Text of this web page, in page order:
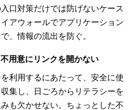
口対策だけでは防げないケース
アウォールでアプリケーション
、情報の流出を防ぐ。
用意にリンクを開かない
利用するにあたって、安全に使
集し、日ごろからリテラシーを
も欠かせない。ちょっとした不